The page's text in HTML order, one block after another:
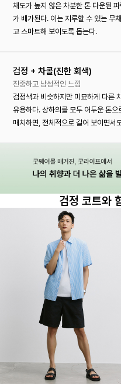
채도가 높지 않은 차분한 톤 다운된
가 배가된다. 이는 지루할 수 있는 무
고 스마트해 보이도록 돕는다.
검정 + 차콜(진한 회색)
진중하고 남성적인 느낌
검정색과 비슷하지만 미묘하게 다른
유용하다. 상하의를 모두 어두운 톤
매치하면, 전체적으로 길어 보이면서
검정 코트와